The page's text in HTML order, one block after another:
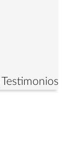
Testimonios